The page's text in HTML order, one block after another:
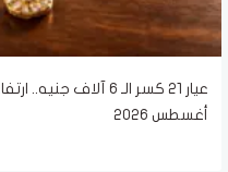
أغسطس 2026